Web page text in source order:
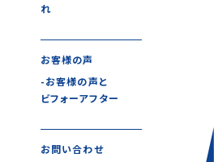
れ
お客様の声
-お客様の声と
ビフォーアフター
お問い合わせ